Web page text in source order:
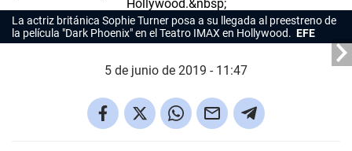
La actriz británica Sophie Turner posa a su llegada al preestreno de
la película "Dark Phoenix" en el Teatro IMAX en Hollywood. EFE
5 de junio de 2019 - 11:47